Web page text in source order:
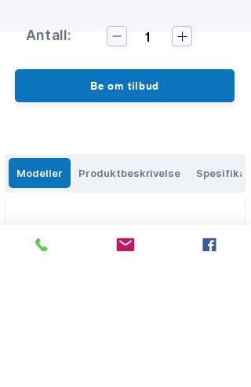
Antall: 1
Be om tilbud
Modeller Produktbeskrivelse